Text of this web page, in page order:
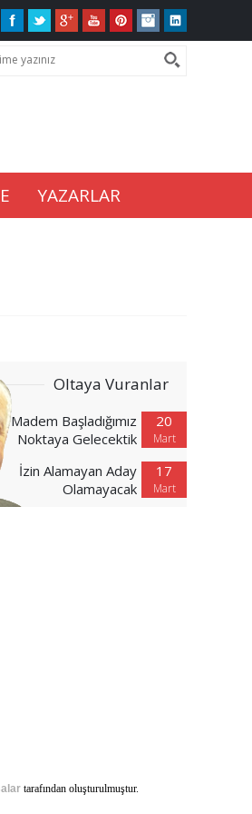
YAZARLAR
Oltaya Vuranlar
20
Mart
Madem Başladığımız
Noktaya Gelecektik
17
Mart
İzin Alamayan Aday
Olamayacak
tarafından oluşturulmuştur.